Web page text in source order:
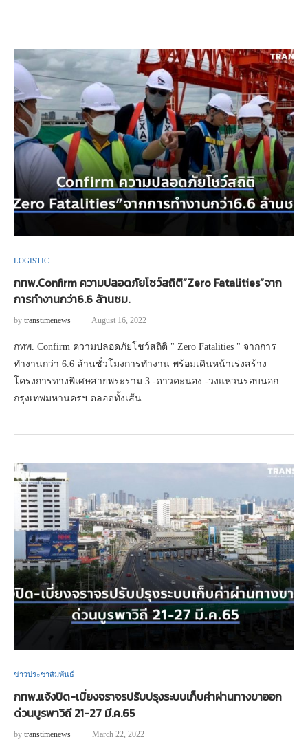
LOGISTIC
กทพ.Confirm ความปลอดภัยโชว์สถิติ”Zero Fatalities”จาก
การทำงานกว่า6.6 ล้านชม.
by transtimenews August 16, 2022
กทพ. Confirm ความปลอดภัยโชว์สถิติ " Zero Fatalities " จากการ
ทำงานกว่า 6.6 ล้านชั่วโมงการทำงาน พร้อมเดินหน้าเร่งสร้าง
โครงการทางพิเศษสายพระราม 3 -ดาวคะนอง -วงแหวนรอบนอก
กรุงเทพมหานครฯ ตลอดทั้งเส้น
ข่าวประชาสัมพันธ์
กทพ.แจ้งปิด-เบี่ยงจราจรปรับปรุงระบบเก็บค่าผ่านทางขาออก
ด่วนบูรพาวิถี 21-27 มี.ค.65
by transtimenews March 22, 2022